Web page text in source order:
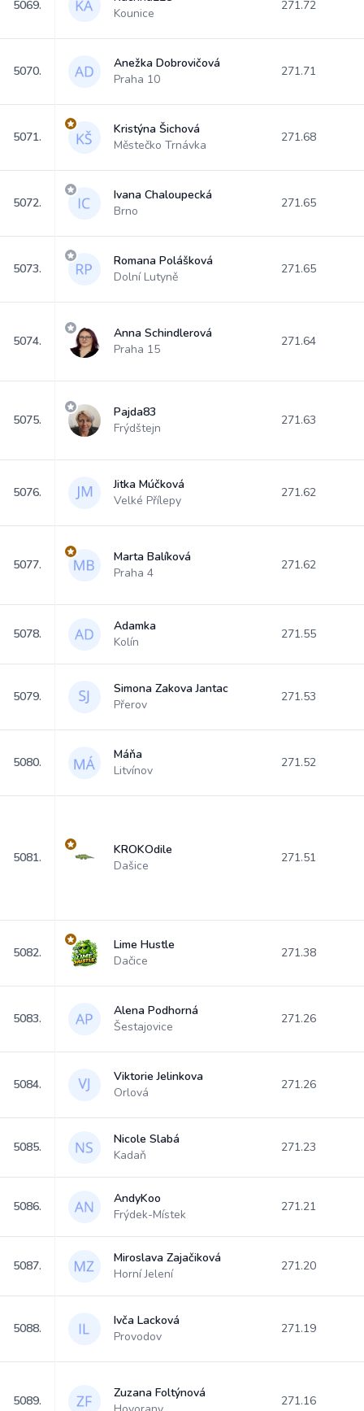
5069.
Kounice
271.72
5070.
Anežka Dobrovičová
Praha 10
271.71
5071.
Kristýna Šichová
Městečko Trnávka
271.68
5072.
Ivana Chaloupecká
Brno
271.65
5073.
Romana Polášková
Dolní Lutyně
271.65
5074.
Anna Schindlerová
Praha 15
271.64
5075.
Pajda83
Frýdštejn
271.63
5076.
Jitka Múčková
Velké Přílepy
271.62
5077.
Marta Balíková
Praha 4
271.62
5078.
Adamka
Kolín
271.55
5079.
Simona Zakova Jantac
Přerov
271.53
5080.
Máňa
Litvínov
271.52
5081.
KROKOdile
Dašice
271.51
5082.
Lime Hustle
Dačice
271.38
5083.
Alena Podhorná
Šestajovice
271.26
5084.
Viktorie Jelinkova
Orlová
271.26
5085.
Nicole Slabá
Kadaň
271.23
5086.
AndyKoo
Frýdek-Místek
271.21
5087.
Miroslava Zajačiková
Horní Jelení
271.20
5088.
Ivča Lacková
Provodov
271.19
5089.
Zuzana Foltýnová
271.16